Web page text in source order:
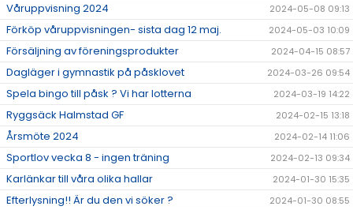
Våruppvisning 2024 2024-05-08 09:13
Förköp våruppvisningen- sista dag 12 maj. 2024-05-03 10:09
Försäljning av föreningsprodukter 2024-04-15 08:57
Dagläger i gymnastik på påsklovet 2024-03-26 09:54
Spela bingo till påsk ? Vi har lotterna 2024-03-19 14:22
Ryggsäck Halmstad GF 2024-02-15 13:18
Årsmöte 2024 2024-02-14 11:06
Sportlov vecka 8 - ingen träning 2024-02-13 09:34
Karlänkar till våra olika hallar 2024-01-30 15:35
Efterlysning!! Är du den vi söker ? 2024-01-30 08:55